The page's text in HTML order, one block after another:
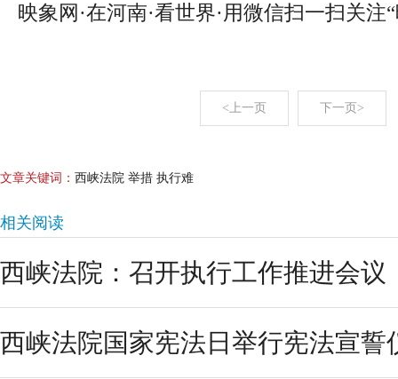
映象网·在河南·看世界·用微信扫一扫关注
<上一页 下一页>
文章关键词： 西峡法院 举措 执行难
相关阅读
西峡法院：召开执行工作推进会议
西峡法院国家宪法日举行宪法宣誓